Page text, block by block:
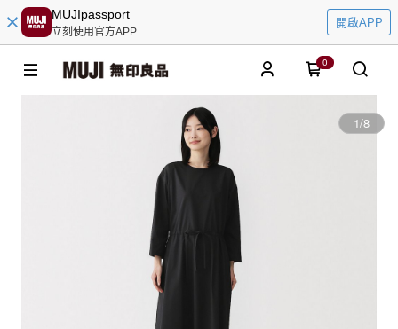
MUJIpassport
立刻使用官方APP
開啟APP
0
1/8